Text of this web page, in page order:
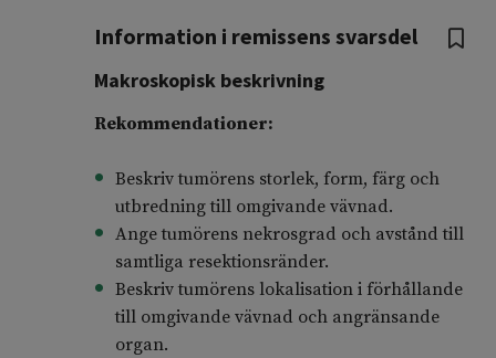
Information i remissens svarsdel
Makroskopisk beskrivning
Rekommendationer:
Beskriv tumörens storlek, form, färg och
utbredning till omgivande vävnad.
Ange tumörens nekrosgrad och avstånd till
samtliga resektionsränder.
Beskriv tumörens lokalisation i förhållande
till omgivande vävnad och angränsande
organ.